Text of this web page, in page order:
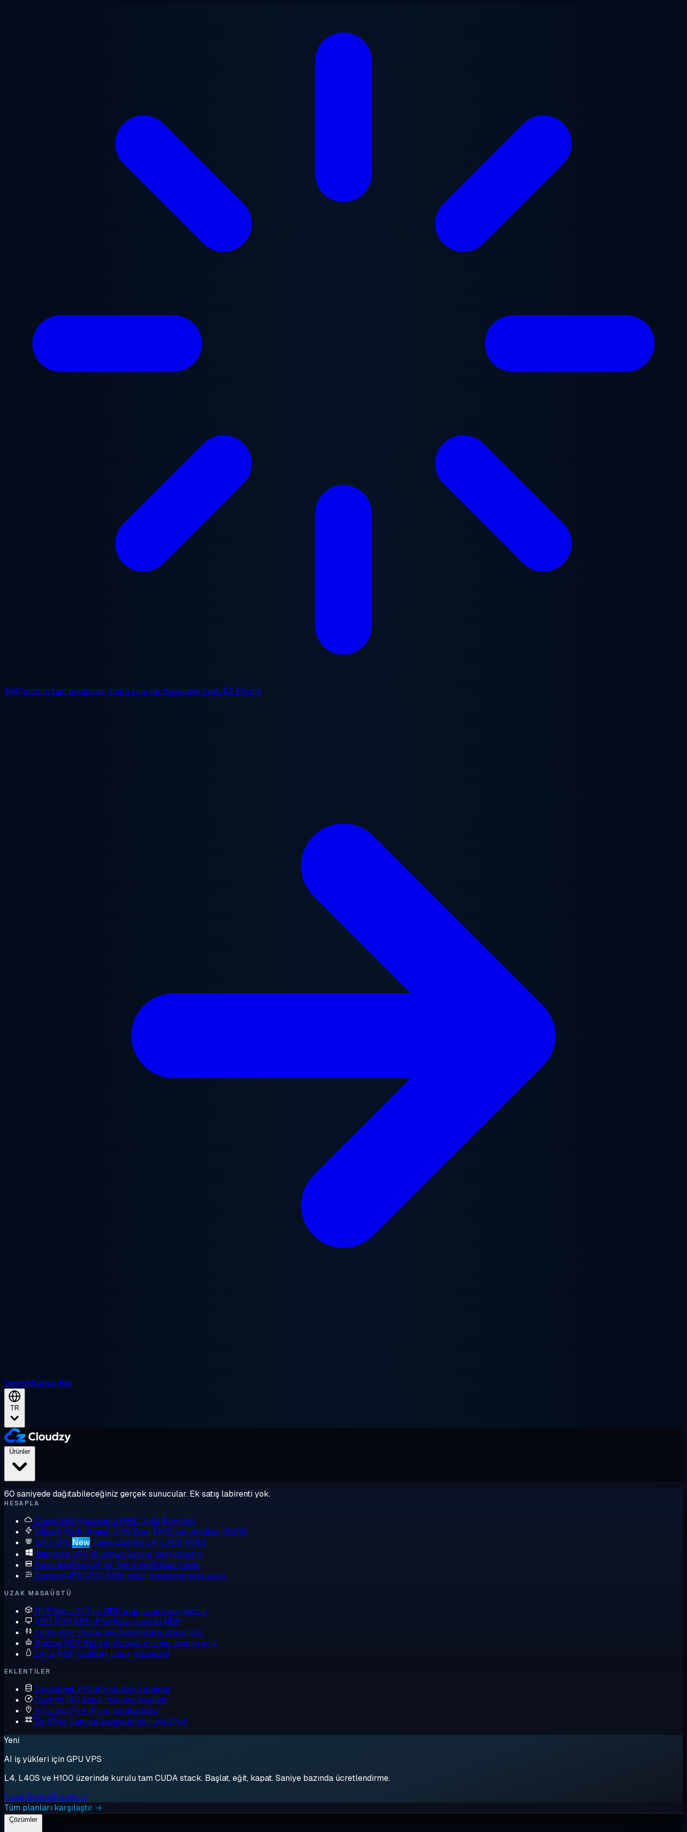
%50 indirim tüm planlarda, sınırlı süreyle. Başlangıç fiyatı $2.48/mo
DestekSatışa ulaş
TR
Ürünler
60 saniyede dağıtabileceğiniz gerçek sunucular. Ek satış labirenti yok.
HESAPLA
Cloud VPS Paylaşımlı EPYC, 2,48 $/ay'dan
Yüksek Performanslı VPS Özel EPYC çekirdekleri, DDR5
GPU VPS New Talep üzerine L4, L40S, H100
Windows VPS Windows Server, tam yönetici
Dedicated Server'lar Tek kiracılı bare metal
Custom VPS CPU, RAM, disk'i isteğinize göre seçin
UZAK MASAÜSTÜ
RDP Satın Al Tüm RDP planlarını karşılaştırın
ABD RDP ABD IP'lerinde yönetici RDP
Forex RDP Düşük gecikmeli işlem masaüstü
Botting RDP Bot çalıştırmak için her zaman açık
Linux RDP Uzaktan Linux masaüstü
EKLENTILER
Depolama VPS Büyük diskli planlar
Custom ISO Kendi imajınızı başlatın
Ayrılmış IPv4 IP'niz, paylaşımsız
Ek IP'ler Sunucu başına birden çok IPv4
Yeni
AI iş yükleri için GPU VPS
L4, L40S ve H100 üzerinde kurulu tam CUDA stack. Başlat, eğit, kapat. Saniye bazında ücretlendirme.
1 saat ücretsiz dene →
Tüm planları karşılaştır →
Çözümler